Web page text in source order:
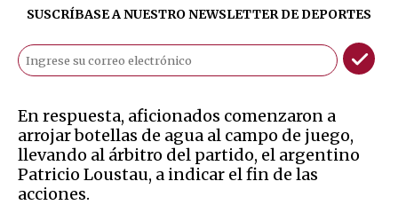
SUSCRÍBASE A NUESTRO NEWSLETTER DEDEPORTES
En respuesta, aficionados comenzaron a
arrojar botellas de agua al campo de juego,
llevando al árbitro del partido, el argentino
Patricio Loustau, a indicar el fin de las
acciones.